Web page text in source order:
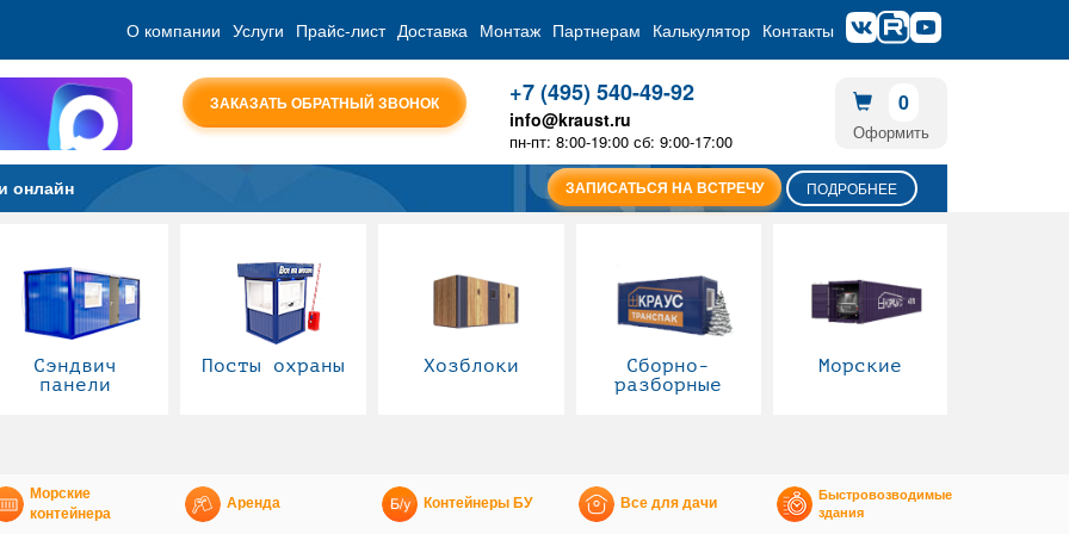
О компании Услуги Прайс-лист Доставка Монтаж Партнерам Калькулятор Контакты
ЗАКАЗАТЬ ОБРАТНЫЙ ЗВОНОК +7 (495) 540-49-92
info@kraust.ru
пн-пт: 8:00-19:00 сб: 9:00-17:00
0
Оформить
онлайн ЗАПИСАТЬСЯ НА ВСТРЕЧУ ПОДРОБНЕЕ
Сэндвич
панели
Посты охраны Хозблоки
Сборно-
разборные
Морские
Морские
контейнера
Аренда Контейнеры БУ Все для дачи
Быстровозводимые
здания